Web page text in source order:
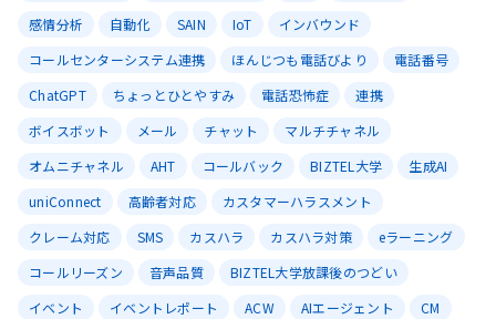
感情分析
自動化 SAIN IoT
インバウンド
コールセンターシステム連携
ほんじつも電話びより
電話番号
ChatGPT
ちょっとひとやすみ 電話恐怖症
連携
ボイスボット
メール チャット
マルチチャネル
オムニチャネル
AHT コールバック BIZTEL大学
生成AI
uniConnect
高齢者対応
カスタマーハラスメント
クレーム対応
SMS カスハラ カスハラ対策
eラーニング
コールリーズン
音声品質
BIZTEL大学放課後のつどい
イベント
イベントレポート ACW AIエージェント
CM